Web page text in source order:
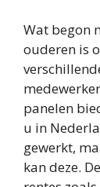
Wat begon
ouderen is
panelen
u in
gewerkt,
kan deze.